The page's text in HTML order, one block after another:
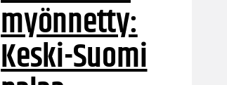
myönnetty:
Keski-Suomi